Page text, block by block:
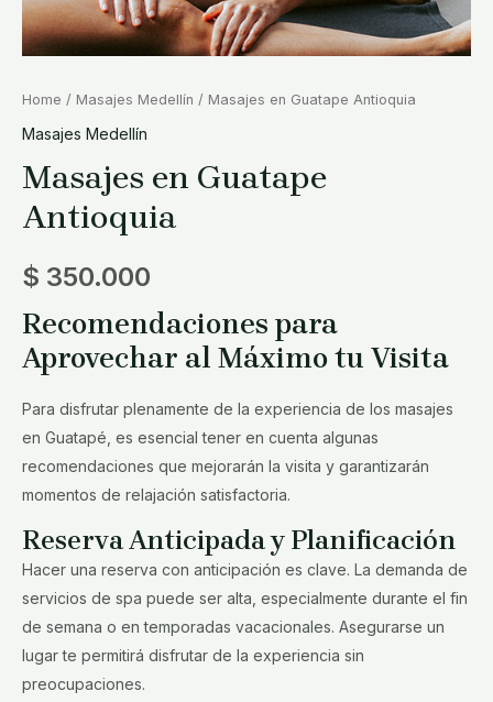
Home / Masajes Medellín / Masajes en Guatape Antioquia
Masajes Medellín
Masajes en Guatape
Antioquia
$ 350.000
Recomendaciones para
Aprovechar al Máximo tu Visita
Para disfrutar plenamente de la experiencia de los masajes
en Guatapé, es esencial tener en cuenta algunas
recomendaciones que mejorarán la visita y garantizarán
momentos de relajación satisfactoria.
Reserva Anticipada y Planificación
Hacer una reserva con anticipación es clave. La demanda de
servicios de spa puede ser alta, especialmente durante el fin
de semana o en temporadas vacacionales. Asegurarse un
lugar te permitirá disfrutar de la experiencia sin
preocupaciones.